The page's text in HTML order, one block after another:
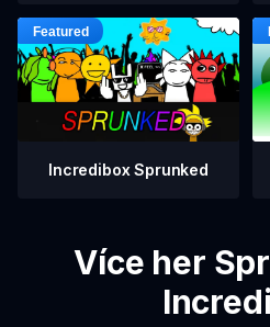
Incredibox Sprunked
Více her